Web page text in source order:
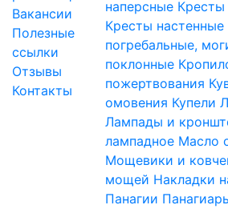
Вакансии
Полезные
ссылки
Отзывы
Контакты
наперсные Кресты
Кресты настенные
погребальные,
поклонные
пожертвования
омовения Купели
Лампады и
лампадное Масло
Мощевики и
мощей Накладки
Панагии